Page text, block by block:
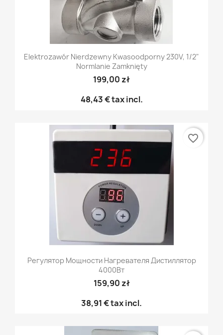
Elektrozawór Nierdzewny Kwasoodporny 230V, 1/2"
Normlanie Zamknięty
199,00 zł
48,43 €tax incl.
Регулятор Мощности Нагревателя Дистиллятор
4000Вт
159,90 zł
38,91 €tax incl.
favorite_border